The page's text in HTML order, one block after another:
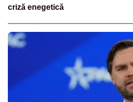
criză enegetică